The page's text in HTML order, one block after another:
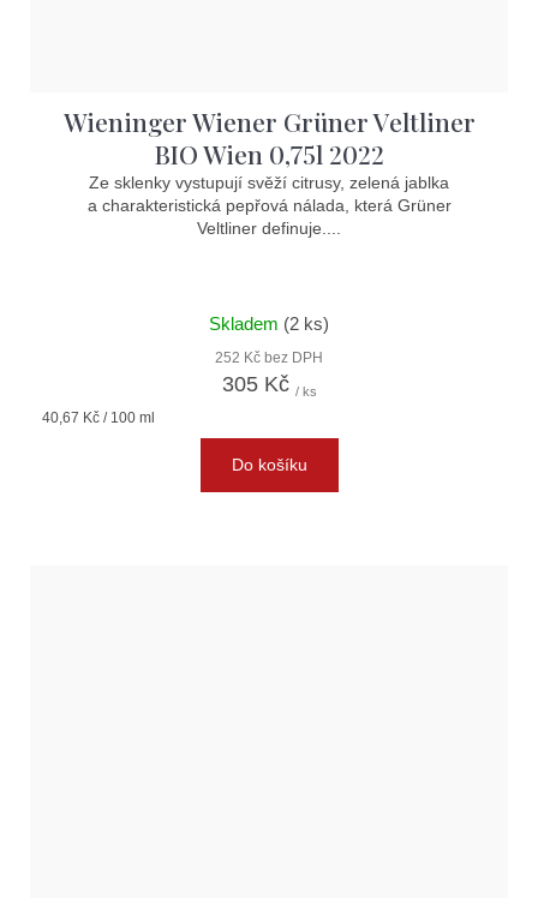
Wieninger Wiener Grüner Veltliner
BIO Wien 0,75l 2022
Ze sklenky vystupují svěží citrusy, zelená jablka
a charakteristická pepřová nálada, která Grüner
Veltliner definuje....
Skladem (2 ks)
252 Kč bez DPH
305 Kč / ks
Měrná
40,67 Kč / 100 ml
Do košíku